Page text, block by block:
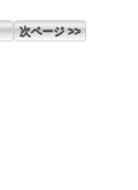
次ページ >>